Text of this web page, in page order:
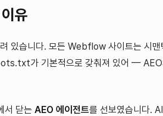
유
있습니다. 모든 Webflow 사이트는 시
가 기본적으로 갖춰져 있어 — AEO
서 닫는 AEO 에이전트를 선보였습니다.